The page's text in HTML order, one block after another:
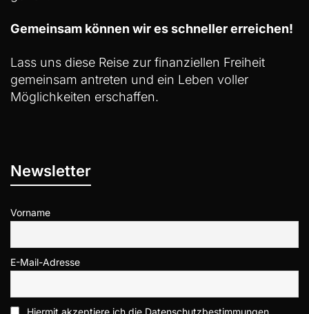
Gemeinsam können wir es schneller erreichen!
Lass uns diese Reise zur finanziellen Freiheit
gemeinsam antreten und ein Leben voller
Möglichkeiten erschaffen.
Newsletter
Vorname
E-Mail-Adresse